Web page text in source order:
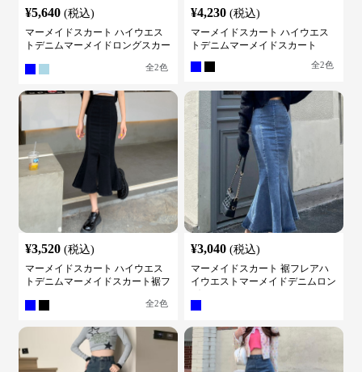
¥5,640 (税込)
マーメイドスカート ハイウエス
トデニムマーメイドロングスカー
全2色
¥4,230 (税込)
マーメイドスカート ハイウエス
トデニムマーメイドスカート
全2色
¥3,520 (税込)
マーメイドスカート ハイウエス
トデニムマーメイドスカート裾フ
全2色
¥3,040 (税込)
マーメイドスカート 裾フレアハ
イウエストマーメイドデニムロン